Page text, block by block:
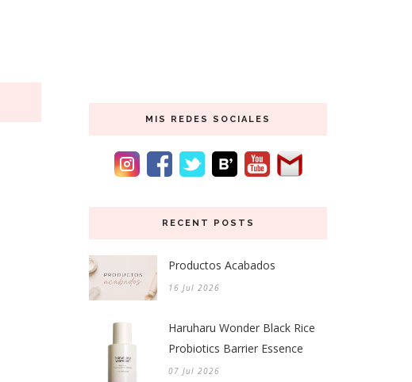
MIS REDES SOCIALES
RECENT POSTS
Productos Acabados
16 Jul 2026
Haruharu Wonder Black Rice
Probiotics Barrier Essence
07 Jul 2026